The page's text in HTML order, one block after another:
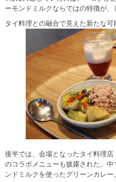
ーモンドミルクならではの特徴が、
タイ料理との融合で見えた新たな可
後半では、会場となったタイ料理
のコラボメニューも披露された。
ンドミルクを使ったグリーンカレー。